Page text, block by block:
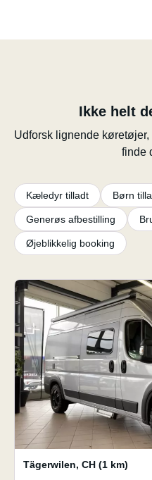
Ikke helt
Udforsk lignende
finde
Kæledyr tilladt Børn
Generøs afbestilling
Øjeblikkelig booking
Tägerwilen, CH (1 km)